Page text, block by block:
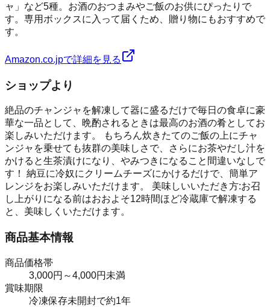
ャ」など5種。お酒のおつまみやご飯のお供にぴったりで
す。専用ボックスに入って届くため、贈り物にもおすすめで
す。
Amazon.co.jpで詳細を見る
ショップより
絶品のチャンジャを解凍して器に盛るだけで毎日の食卓に豪
華な一品として、晩酌されるときは最高のお酒の肴としてお
楽しみいただけます。 もちろん炊きたてのご飯の上にチャ
ンジャを乗せても抜群の美味しさで、さらにお茶やだし汁を
かけると生茶漬けになり、やみつきになること間違いなしで
す！ 納豆に冷奴にクリームチーズにかけるだけで、簡単ア
レンジをお楽しみいただけます。 美味しいいただき方:お召
し上がりになる前はおおよそ12時間ほど冷蔵庫で解凍する
と、美味しくいただけます。
商品基本情報
商品価格帯
3,000円～4,000円未満
賞味期限
冷凍保存未開封で約1年